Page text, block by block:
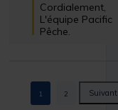
Cordialement,
L'équipe Pacific
Pêche.
1 2